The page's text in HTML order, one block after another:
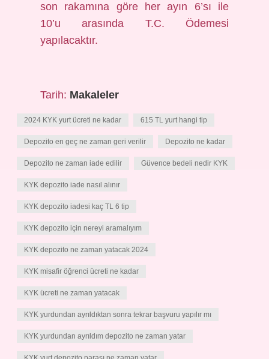
son rakamına göre her ayın 6’sı ile
10’u arasında T.C. Ödemesi
yapılacaktır.
Tarih: Makaleler
2024 KYK yurt ücreti ne kadar 615 TL yurt hangi tip
Depozito en geç ne zaman geri verilir Depozito ne kadar
Depozito ne zaman iade edilir Güvence bedeli nedir KYK
KYK depozito iade nasıl alınır
KYK depozito iadesi kaç TL 6 tip
KYK depozito için nereyi aramalıyım
KYK depozito ne zaman yatacak 2024
KYK misafir öğrenci ücreti ne kadar
KYK ücreti ne zaman yatacak
KYK yurdundan ayrıldıktan sonra tekrar başvuru yapılır mı
KYK yurdundan ayrıldım depozito ne zaman yatar